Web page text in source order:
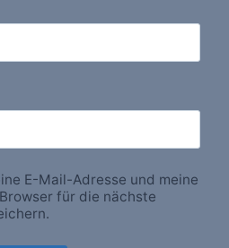
E-Mail-Adresse und meine
für die nächste